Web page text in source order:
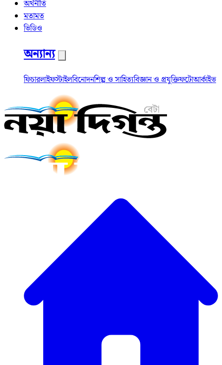
অর্থনীতি
মতামত
ভিডিও
অন্যান্য
ফিচারলাইফস্টাইলবিনোদনশিল্প ও সাহিত্যবিজ্ঞান ও প্রযুক্তিফটোআর্কাইভ